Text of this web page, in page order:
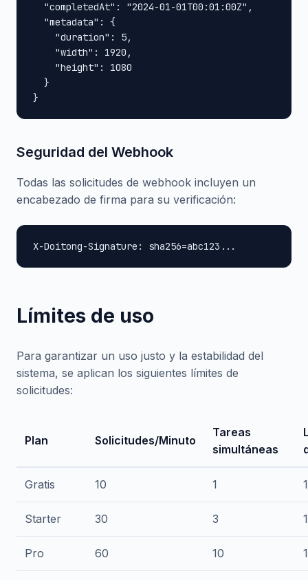
  "completedAt": "2024-01-01T00:01:00Z",
  "metadata": {
    "duration": 5,
    "width": 1920,
    "height": 1080
  }
}
Seguridad del Webhook
Todas las solicitudes de webhook incluyen un
encabezado de firma para su verificación:
X-Doitong-Signature: sha256=abc123...
Límites de uso
Para garantizar un uso justo y la estabilidad del
sistema, se aplican los siguientes límites de
solicitudes:
Plan Solicitudes/Minuto
Tareas
simultáneas
Gratis 10 1
Starter 30 3
Pro 60 10